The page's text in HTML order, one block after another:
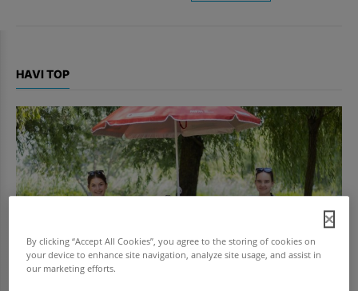
HAVI TOP
By clicking “Accept All Cookies”, you agree to the storing of cookies on
your device to enhance site navigation, analyze site usage, and assist in
our marketing efforts.